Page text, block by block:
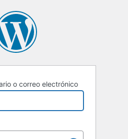
o correo electrónico